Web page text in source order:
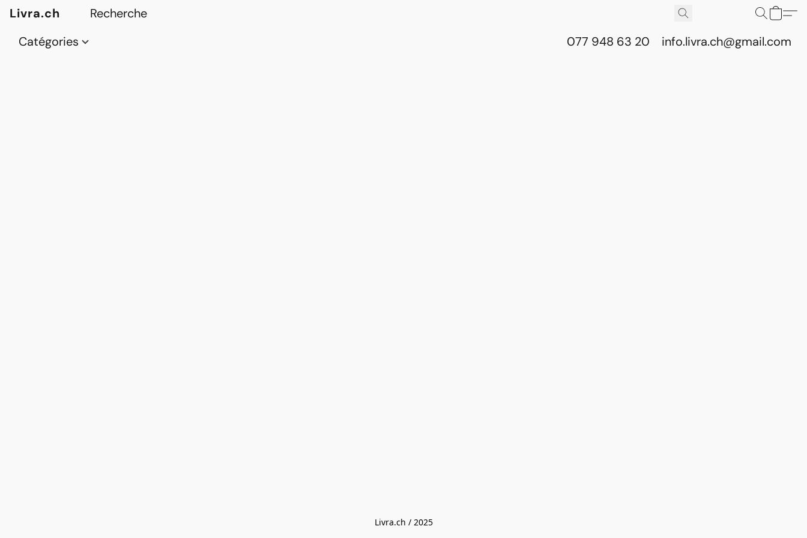
Livra.ch
Catégories
077 948 63 20 info.livra.ch@gmail.com
Livra.ch / 2025